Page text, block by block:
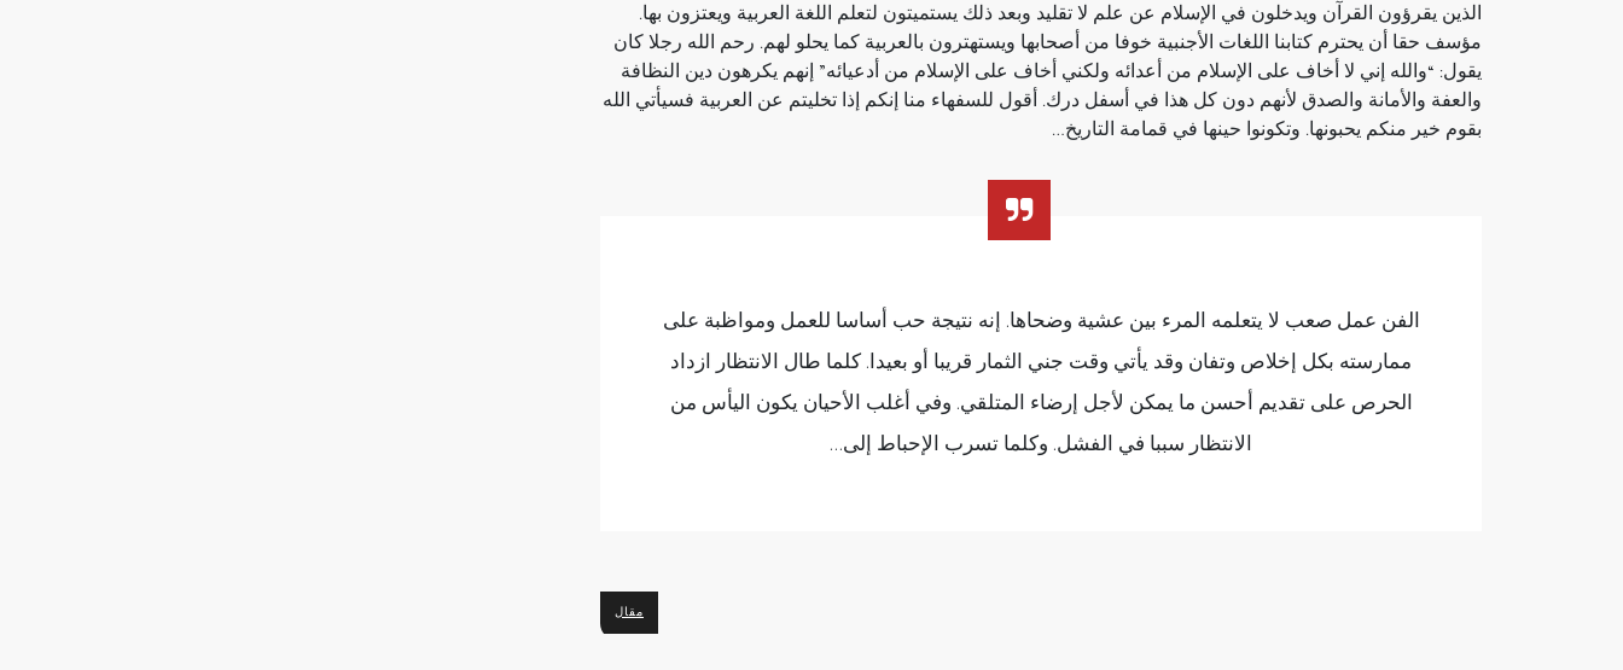
الذين يقرؤون القرآن ويدخلون في الإسلام عن علم لا تقليد وبعد ذلك يستميتون لتعلم اللغة العربية ويعتزون بها.
مؤسف حقا أن يحترم كتابنا اللغات الأجنبية خوفا من أصحابها ويستهترون بالعربية كما يحلو لهم. رحم الله رجلا كان
يقول: “والله إني لا أخاف على الإسلام من أعدائه ولكني أخاف على الإسلام من أدعيائه” إنهم يكرهون دين النظافة
والعفة والأمانة والصدق لأنهم دون كل هذا في أسفل درك. أقول للسفهاء منا إنكم إذا تخليتم عن العربية فسيأتي الله
بقوم خير منكم يحبونها. وتكونوا حينها في قمامة التاريخ…
الفن عمل صعب لا يتعلمه المرء بين عشية وضحاها. إنه نتيجة حب أساسا للعمل ومواظبة على
ممارسته بكل إخلاص وتفان وقد يأتي وقت جني الثمار قريبا أو بعيدا. كلما طال الانتظار ازداد
الحرص على تقديم أحسن ما يمكن لأجل إرضاء المتلقي. وفي أغلب الأحيان يكون اليأس من
الانتظار سببا في الفشل. وكلما تسرب الإحباط إلى…
مقال